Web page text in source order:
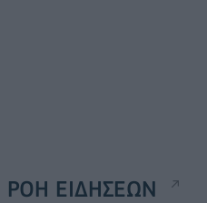
ΡΟΗ ΕΙΔΗΣΕΩΝ